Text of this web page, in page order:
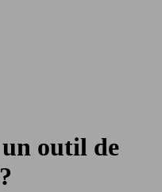
outil de